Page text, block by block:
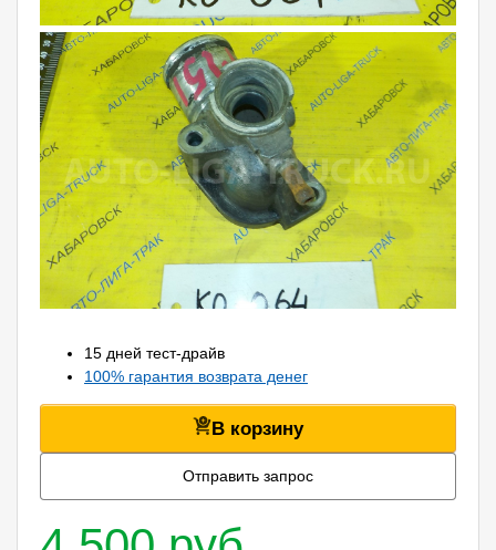
15 дней тест-драйв
100% гарантия возврата денег
В корзину
Отправить запрос